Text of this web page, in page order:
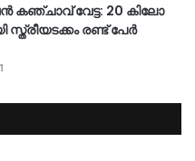
കഞ്ചാവ് വേട്ട: 20 കിലോ
രണ്ട് പേർ